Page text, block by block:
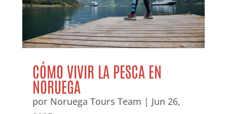
CÓMO VIVIR LA PESCA EN
NORUEGA
por Noruega Tours Team | Jun 26,